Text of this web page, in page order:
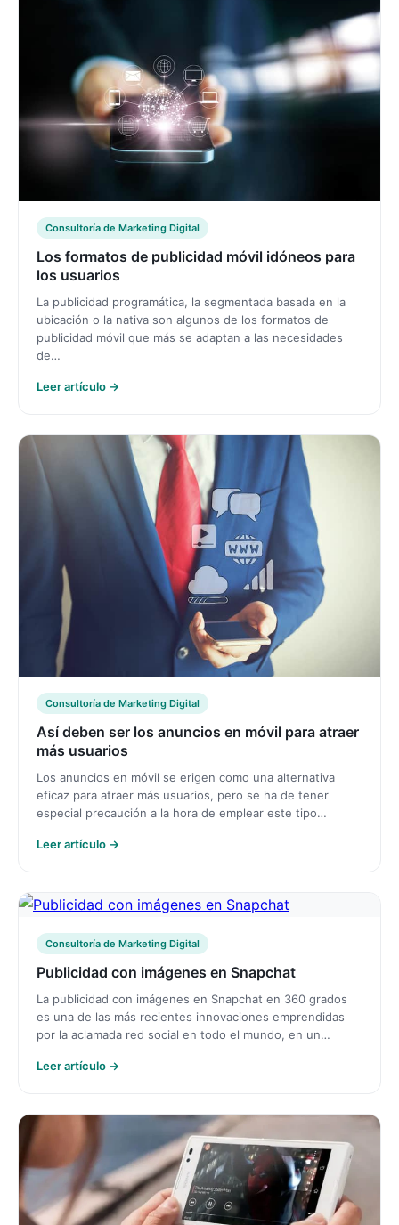
Consultoría de Marketing Digital
Los formatos de publicidad móvil idóneos para
los usuarios
La publicidad programática, la segmentada basada en la
ubicación o la nativa son algunos de los formatos de
publicidad móvil que más se adaptan a las necesidades
de…
Leer artículo →
Consultoría de Marketing Digital
Así deben ser los anuncios en móvil para atraer
más usuarios
Los anuncios en móvil se erigen como una alternativa
eficaz para atraer más usuarios, pero se ha de tener
especial precaución a la hora de emplear este tipo…
Leer artículo →
Consultoría de Marketing Digital
Publicidad con imágenes en Snapchat
La publicidad con imágenes en Snapchat en 360 grados
es una de las más recientes innovaciones emprendidas
por la aclamada red social en todo el mundo, en un…
Leer artículo →